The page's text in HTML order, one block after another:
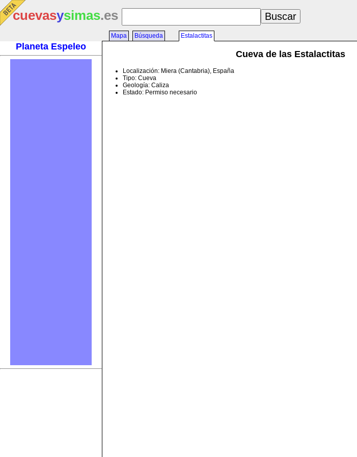
cuevasysimas.es
Planeta Espeleo
Mapa Búsqueda Estalactitas
Cueva de las Estalactitas
Localización: Miera (Cantabria), España
Tipo: Cueva
Geología: Caliza
Estado: Permiso necesario